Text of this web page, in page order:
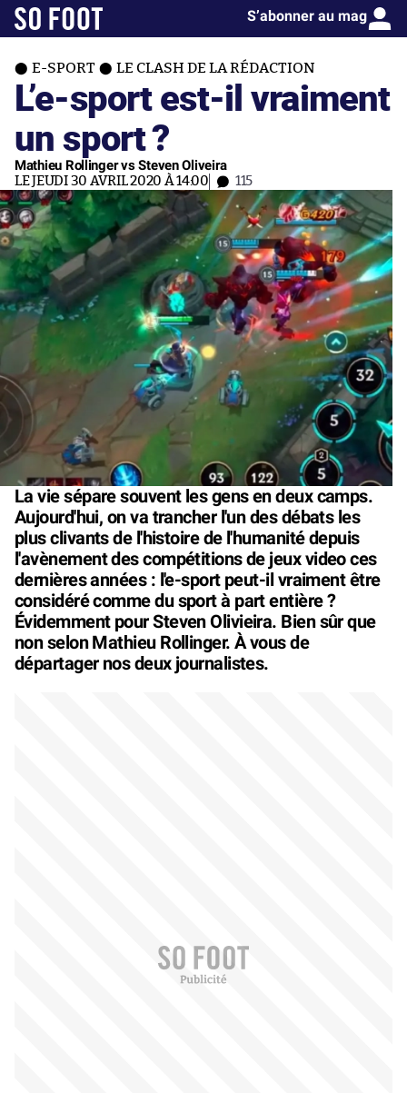
S’abonner au mag
E-SPORT LE CLASH DE LA RÉDACTION
L’e-sport est-il vraiment
un sport ?
Mathieu Rollinger vs Steven Oliveira
LE JEUDI 30 AVRIL 2020 À 14:00 115
La vie sépare souvent les gens en deux camps.
Aujourd'hui, on va trancher l'un des débats les
plus clivants de l'histoire de l'humanité depuis
l'avènement des compétitions de jeux video ces
dernières années : l'e-sport peut-il vraiment être
considéré comme du sport à part entière ?
Évidemment pour Steven Olivieira. Bien sûr que
non selon Mathieu Rollinger. À vous de
départager nos deux journalistes.